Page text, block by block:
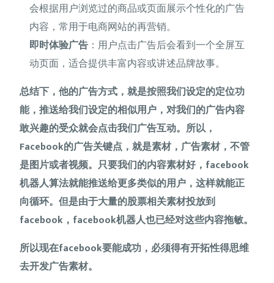
会根据用户浏览过的商品或页面展示个性化的广告
内容，常用于电商网站的再营销。
即时体验广告 ：用户点击广告后会看到一个全屏互
动页面，适合提供丰富内容或讲述品牌故事。
总结下，他的广告方式，就是按照我们设定的定位功
能，推送给我们设定的相似用户，对我们的广告内容
敢兴趣的受众就会点击我们广告互动。所以，
Facebook的广告关键点，就是素材，广告素材，不管
是图片或者视频。只要我们的内容素材好，facebook
机器人算法就能推送给更多类似的用户，这样就能正
向循环。但是由于大量的股票相关素材投放到
facebook，facebook机器人也已经对这些内容拖敏。
所以现在facebook要能成功，必须得有开拓性得思维
去开发广告素材。